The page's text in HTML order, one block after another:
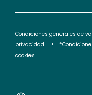
Condiciones generales de
privacidad
cookies